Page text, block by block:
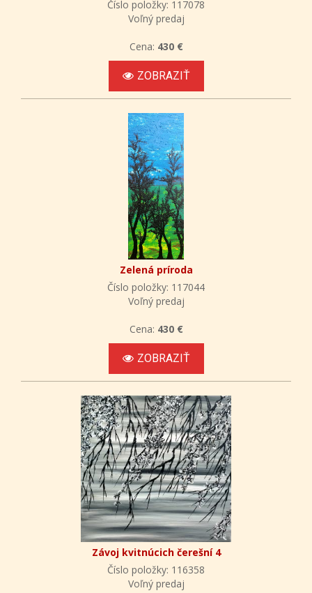
Číslo položky: 117078
Voľný predaj
Cena: 430 €
ZOBRAZIŤ
Zelená príroda
Číslo položky: 117044
Voľný predaj
Cena: 430 €
ZOBRAZIŤ
Závoj kvitnúcich čerešní 4
Číslo položky: 116358
Voľný predaj